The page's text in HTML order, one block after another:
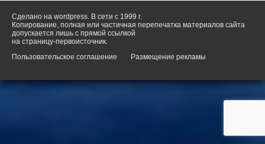
Сделано на wordpress. В сети с 1999 г.
Копирование, полная или частичная перепечатка материалов сайта
допускается лишь с прямой ссылкой
на страницу-первоисточник.
Пользовательское соглашение
Размещение рекламы